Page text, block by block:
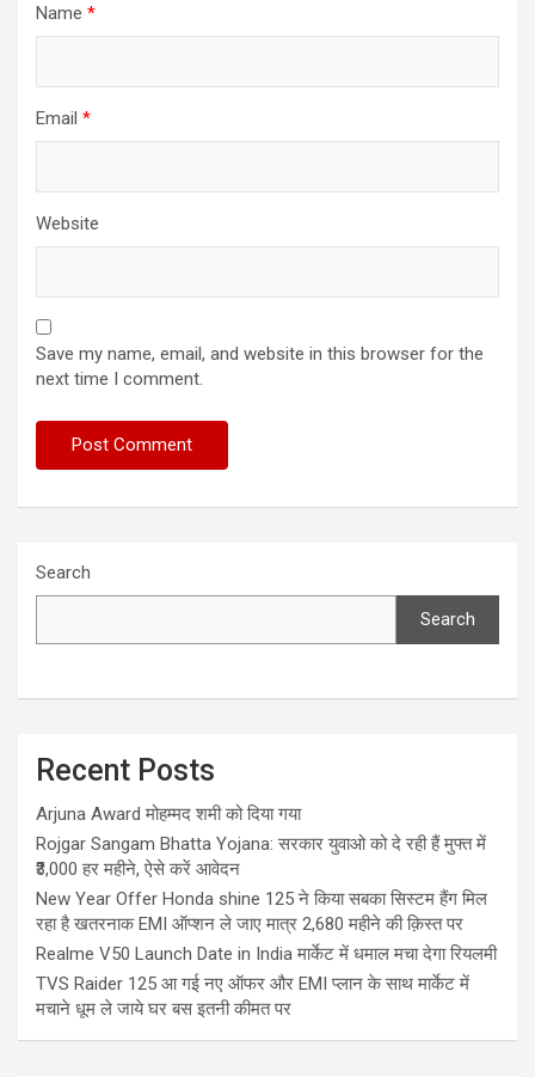
Name *
Email *
Website
Save my name, email, and website in this browser for the
next time I comment.
Search
Search
Recent Posts
Arjuna Award मोहम्मद शमी को दिया गया
Rojgar Sangam Bhatta Yojana: सरकार युवाओ को दे रही हैं मुफ्त में
₹3,000 हर महीने, ऐसे करें आवेदन
New Year Offer Honda shine 125 ने किया सबका सिस्टम हैंग मिल
रहा है खतरनाक EMI ऑप्शन ले जाए मात्र 2,680 महीने की क़िस्त पर
Realme V50 Launch Date in India मार्केट में धमाल मचा देगा रियलमी
TVS Raider 125 आ गई नए ऑफर और EMI प्लान के साथ मार्केट में
मचाने धूम ले जाये घर बस इतनी कीमत पर